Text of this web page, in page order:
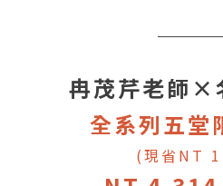
冉茂芹老師×
全系列五堂
(現省NT